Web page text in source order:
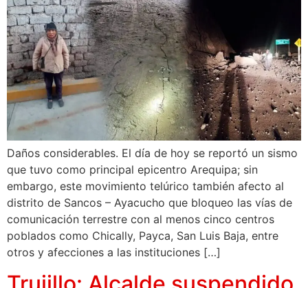
Daños considerables. El día de hoy se reportó un sismo
que tuvo como principal epicentro Arequipa; sin
embargo, este movimiento telúrico también afecto al
distrito de Sancos – Ayacucho que bloqueo las vías de
comunicación terrestre con al menos cinco centros
poblados como Chically, Payca, San Luis Baja, entre
otros y afecciones a las instituciones […]